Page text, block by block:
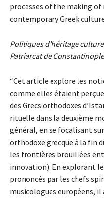
processes of the making
contemporary Greek
Politiques d’héritage
Patriarcat de
“Cet article explore les
comme elles étaient
des Grecs orthodoxes
rituelle dans la deuxième
général, en se focalisant
orthodoxe grecque à la fin
les frontières brouillées
innovation). En explorant
prononcés par les chefs
musicologues européens,